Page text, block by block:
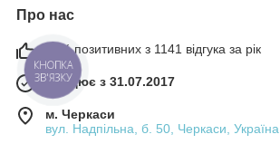
Про нас
99% позитивних з 1141 відгука за рік
Працює з 31.07.2017
м. Черкаси
вул. Надпільна, б. 50, Черкаси, Україна
КНОПКА
ЗВ'ЯЗКУ